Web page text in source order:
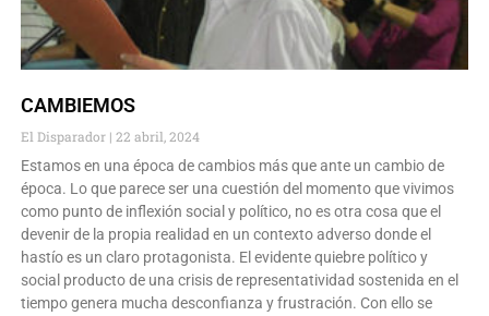
CAMBIEMOS
El Disparador 22 abril, 2024
Estamos en una época de cambios más que ante un cambio de
época. Lo que parece ser una cuestión del momento que vivimos
como punto de inflexión social y político, no es otra cosa que el
devenir de la propia realidad en un contexto adverso donde el
hastío es un claro protagonista. El evidente quiebre político y
social producto de una crisis de representatividad sostenida en el
tiempo genera mucha desconfianza y frustración. Con ello se